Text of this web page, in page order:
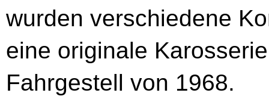
wurden verschiedene
eine originale
Fahrgestell von 1968.